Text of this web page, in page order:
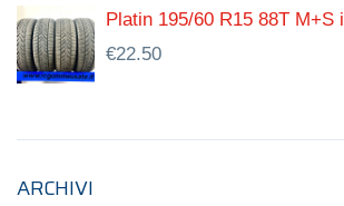
Platin 195/60 R15 88T M+S
€22.50
ARCHIVI